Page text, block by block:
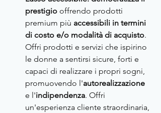
prestigio offrendo prodotti
premium più accessibili in termini
di costo e/o modalità di acquisto.
Offri prodotti e servizi che ispirino
le donne a sentirsi sicure, forti e
capaci di realizzare i propri sogni,
promuovendo l'autorealizzazione
e l'indipendenza. Offri
un'esperienza cliente straordinaria,